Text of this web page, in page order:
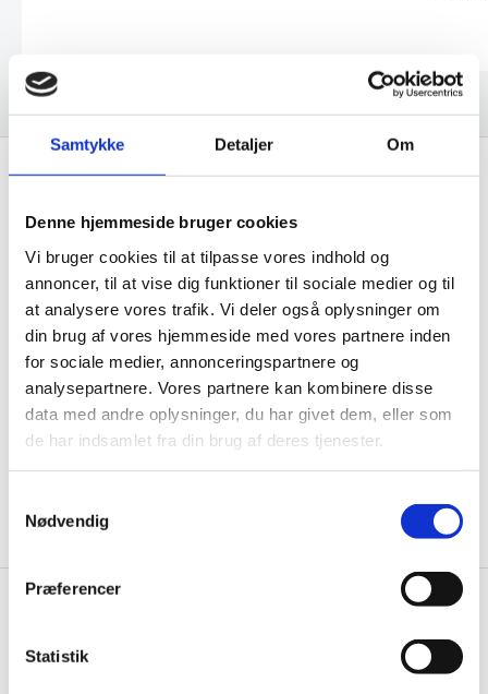
Samtykke Detaljer Om
Denne hjemmeside bruger cookies
Vi bruger cookies til at tilpasse vores indhold og
annoncer, til at vise dig funktioner til sociale medier og til
at analysere vores trafik. Vi deler også oplysninger om
din brug af vores hjemmeside med vores partnere inden
for sociale medier, annonceringspartnere og
analysepartnere. Vores partnere kan kombinere disse
data med andre oplysninger, du har givet dem, eller som
de har indsamlet fra din brug af deres tjenester.
Nødvendig
Præferencer
Statistik
Få de bedste tilbud først!
Husk at tilmelde dig vores nyhedsbrev og vær først
til de bedste tilbud. Og bare rolig, vi spammer dig
ikke, men sender kun relevante tilbud og
informationer til dig.
Ja tak, tilmeld mig
Gastrobutikken ApS